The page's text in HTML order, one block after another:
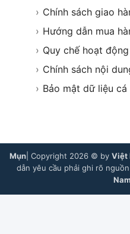
› Chính sách giao
› Hướng dẫn mua
› Quy chế hoạt động
› Chính sách nội
› Bảo mật dữ liệu cá
Mụn | Copyright 2026 © by Việt
dẫn yêu cầu phải ghi rõ nguồn